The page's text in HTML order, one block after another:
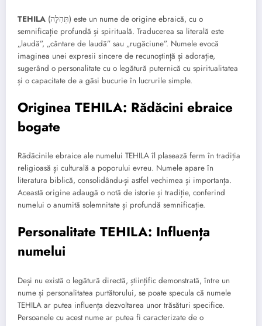
TEHILA (תְּהִלָּה) este un nume de origine ebraică, cu o
semnificație profundă și spirituală. Traducerea sa literală este
„laudă”, „cântare de laudă” sau „rugăciune”. Numele evocă
imaginea unei expresii sincere de recunoștință și adorație,
sugerând o personalitate cu o legătură puternică cu spiritualitatea
și o capacitate de a găsi bucurie în lucrurile simple.
Originea TEHILA: Rădăcini ebraice
bogate
Rădăcinile ebraice ale numelui TEHILA îl plasează ferm în tradiția
religioasă și culturală a poporului evreu. Numele apare în
literatura biblică, consolidându-și astfel vechimea și importanța.
Această origine adaugă o notă de istorie și tradiție, conferind
numelui o anumită solemnitate și profundă semnificație.
Personalitate TEHILA: Influența
numelui
Deși nu există o legătură directă, științific demonstrată, între un
nume și personalitatea purtătorului, se poate specula că numele
TEHILA ar putea influența dezvoltarea unor trăsături specifice.
Persoanele cu acest nume ar putea fi caracterizate de o